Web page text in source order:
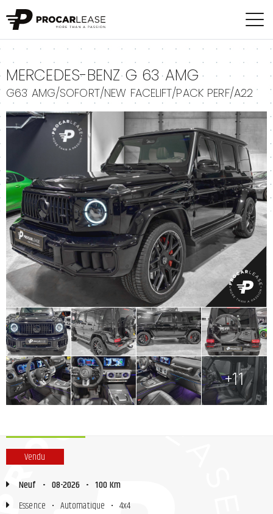
MERCEDES-BENZ G 63 AMG
G63 AMG/SOFORT/NEW FACELIFT/PACK PERF/A22
+ + +
+
+
+
+
+11
Vendu
Neuf • 08-2026 • 100 Km
Essence • Automatique • 4x4